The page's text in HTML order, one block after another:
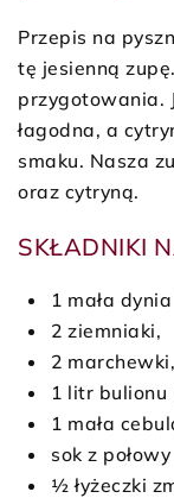
Przepis na
tę jesienną
przygotowania.
łagodna, a
smaku. Nasza
oraz cytryną.
SKŁADNIKI
1 mała
2 ziemniaki,
2 marchewki,
1 litr bulionu
1 mała
sok z
½ łyżeczki